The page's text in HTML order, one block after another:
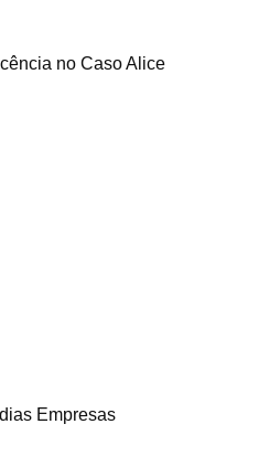
no Caso Alice
Empresas